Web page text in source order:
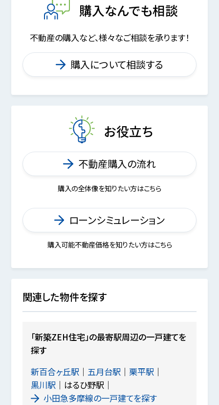
購入なんでも相談
不動産の購入など、様々なご相談を承ります！
購入について相談する
お役立ち
不動産購入の流れ
購入の全体像を知りたい方はこちら
ローンシミュレーション
購入可能不動産価格を知りたい方はこちら
関連した物件を探す
「新築ZEH住宅」の最寄駅周辺の一戸建てを
探す
新百合ヶ丘駅
五月台駅
栗平駅
黒川駅
はるひ野駅
小田急多摩線の一戸建てを探す